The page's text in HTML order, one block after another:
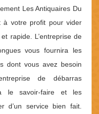
Les Antiquaires Du
à votre profit pour vider
rapide. L’entreprise de
vous fournira les
dont vous avez besoin
de débarras
a le savoir-faire et les
d’un service bien fait.